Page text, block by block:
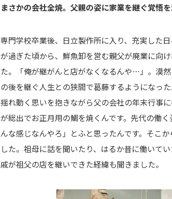
まさかの会社全焼。父親の姿に家業を継ぐ覚悟
専門学校卒業後、日立製作所に入り、充実した
が過ぎた頃から、鮮魚卸を営む親父が廃業に向
た。「俺が継がんと店がなくなるんや…」。漠
の後を継ぐ人生との狭間で葛藤するようになった
揺れ動く思いを抱きながら父の会社の年末行事
が総出でお正月用の鯛を焼くんです。先代の働
んな感じなんやろ」とふと思ったんです。そこ
した。祖母に話を聞いたり、はるか昔に働いて
戚が祖父の店を継いできた経緯も聞きました。